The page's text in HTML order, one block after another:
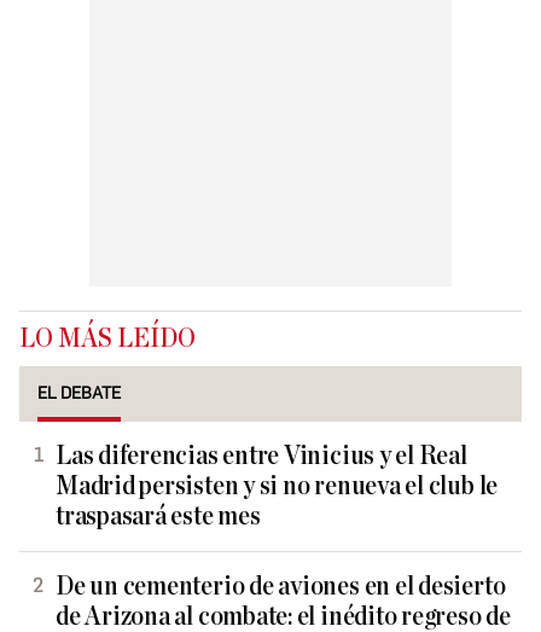
LO MÁS LEÍDO
EL DEBATE
Las diferencias entre Vinicius y el Real
Madrid persisten y si no renueva el club le
traspasará este mes
De un cementerio de aviones en el desierto
de Arizona al combate: el inédito regreso de